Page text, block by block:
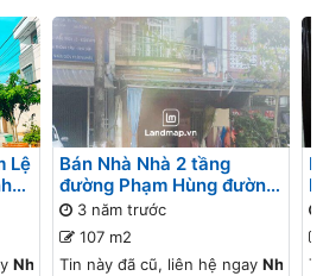
Lệ
Nhung Buiđể cập nhật giá mới!
Bán Nhà Nhà 2 tầng
đường Phạm Hùng đường
Phạm Hùng Nam Cẩm Lệ
Hòa Xuân
3 năm trước
107 m2
Tin này đã cũ, liên hệ ngay Nhung